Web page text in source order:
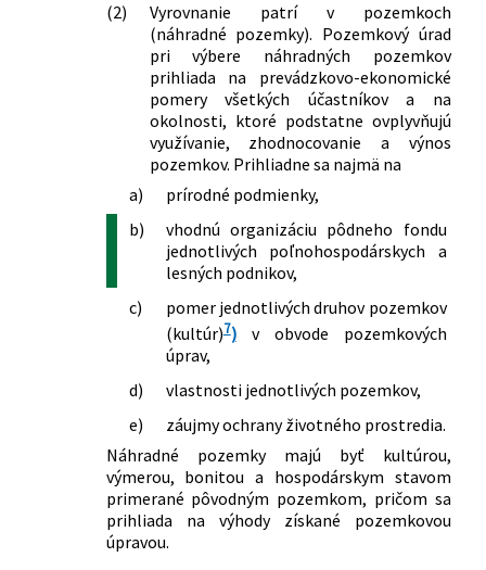
(2)
Vyrovnanie patrí v pozemkoch
(náhradné pozemky). Pozemkový úrad
pri výbere náhradných pozemkov
prihliada na prevádzkovo-ekonomické
pomery všetkých účastníkov a na
okolnosti, ktoré podstatne ovplyvňujú
využívanie, zhodnocovanie a výnos
pozemkov. Prihliadne sa najmä na
a)
prírodné podmienky,
b)
vhodnú organizáciu pôdneho fondu
jednotlivých poľnohospodárskych a
lesných podnikov,
c)
pomer jednotlivých druhov pozemkov
(kultúr)7)v obvode pozemkových
úprav,
d)
vlastnosti jednotlivých pozemkov,
e)
záujmy ochrany životného prostredia.
Náhradné pozemky majú byť kultúrou,
výmerou, bonitou a hospodárskym stavom
primerané pôvodným pozemkom, pričom sa
prihliada na výhody získané pozemkovou
úpravou.